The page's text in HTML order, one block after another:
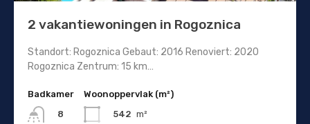
2 vakantiewoningen in Rogoznica
Standort: Rogoznica Gebaut: 2016 Renoviert: 2020
Rogoznica Zentrum: 15 km…
Badkamer
8
Woonoppervlak (m²)
542 m²